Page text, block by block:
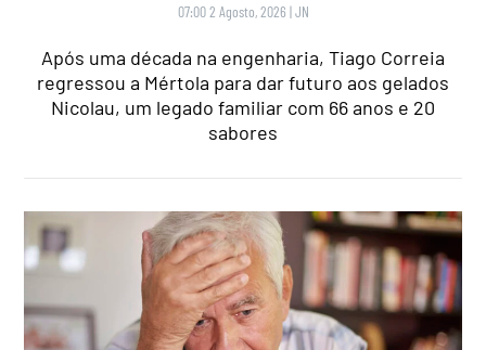
07:00 2 Agosto, 2026 |JN
Após uma década na engenharia, Tiago Correia
regressou a Mértola para dar futuro aos gelados
Nicolau, um legado familiar com 66 anos e 20
sabores